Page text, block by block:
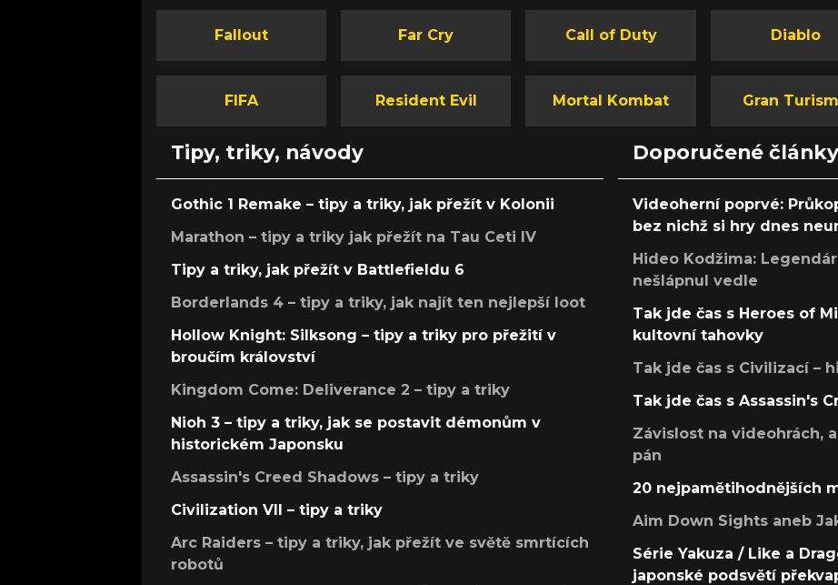
Fallout Far Cry Call of Duty Diablo
FIFA Resident Evil Mortal Kombat Gran
Tipy, triky, návody
Gothic 1 Remake – tipy a triky, jak přežít v Kolonii
Marathon – tipy a triky jak přežít na Tau Ceti IV
Tipy a triky, jak přežít v Battlefieldu 6
Borderlands 4 – tipy a triky, jak najít ten nejlepší loot
Hollow Knight: Silksong – tipy a triky pro přežití v
broučím království
Kingdom Come: Deliverance 2 – tipy a triky
Nioh 3 – tipy a triky, jak se postavit démonům v
historickém Japonsku
Assassin's Creed Shadows – tipy a triky
Civilization VII – tipy a triky
Arc Raiders – tipy a triky, jak přežít ve světě smrtících
robotů
Doporučené články
Videoherní poprvé:
bez nichž si hry dnes
Hideo Kodžima:
nešlápnul vedle
Tak jde čas s Heroes of
kultovní tahovky
Tak jde čas s Civilizací –
Tak jde čas s Assassin's
Závislost na videohrách,
pán
20 nejpamětihodnějších
Aim Down Sights aneb
Série Yakuza / Like a
japonské podsvětí